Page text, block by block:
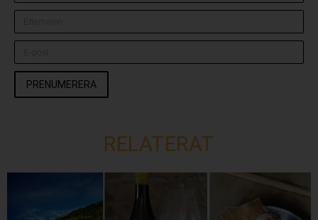
PRENUMERERA
RELATERAT